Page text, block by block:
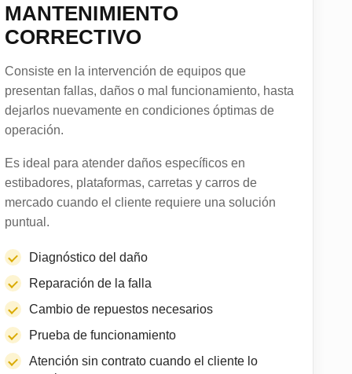
MANTENIMIENTO
CORRECTIVO
Consiste en la intervención de equipos que
presentan fallas, daños o mal funcionamiento, hasta
dejarlos nuevamente en condiciones óptimas de
operación.
Es ideal para atender daños específicos en
estibadores, plataformas, carretas y carros de
mercado cuando el cliente requiere una solución
puntual.
Diagnóstico del daño
Reparación de la falla
Cambio de repuestos necesarios
Prueba de funcionamiento
Atención sin contrato cuando el cliente lo